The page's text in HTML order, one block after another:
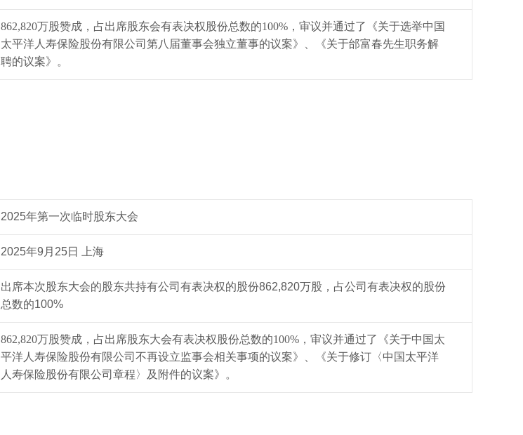
862,820万股赞成，占出席股东会有表决权股份总数的100%，审议并通过了《关于选举中国
太平洋人寿保险股份有限公司第八届董事会独立董事的议案》、《关于邰富春先生职务解
聘的议案》。
2025年第一次临时股东大会
2025年9月25日 上海
出席本次股东大会的股东共持有公司有表决权的股份862,820万股，占公司有表决权的股份
总数的100%
862,820万股赞成，占出席股东大会有表决权股份总数的100%，审议并通过了《关于中国太
平洋人寿保险股份有限公司不再设立监事会相关事项的议案》、《关于修订〈中国太平洋
人寿保险股份有限公司章程〉及附件的议案》。